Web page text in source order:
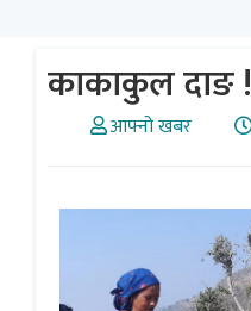
काकाकुल दाङ !
आफ्नो खबर